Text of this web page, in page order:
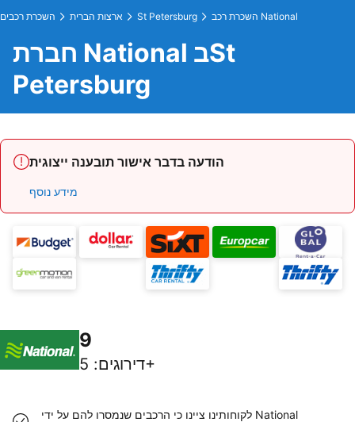
השכרת רכבים ארצות הברית St Petersburg השכרת רכב National
חברת National בSt
Petersburg
הודעה בדבר אישור תובענה ייצוגית
מידע נוסף
9
דירוגים: 5+
לקוחותינו ציינו כי הרכבים שנמסרו להם על ידי National